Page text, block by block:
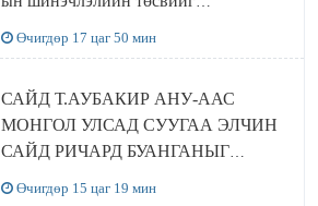
Өчигдөр 17 цаг 50 мин
САЙД Т.АУБАКИР АНУ-ААС
МОНГОЛ УЛСАД СУУГАА ЭЛЧИН
САЙД РИЧАРД БУАНГАНЫГ
Өчигдөр 15 цаг 19 мин